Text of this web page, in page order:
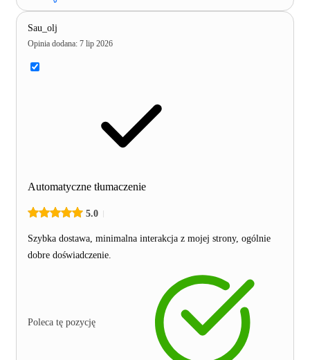
Sau_olj
Opinia dodana: 7 lip 2026
Automatyczne tłumaczenie
5.0
Szybka dostawa, minimalna interakcja z mojej strony, ogólnie
dobre doświadczenie.
Poleca tę pozycję